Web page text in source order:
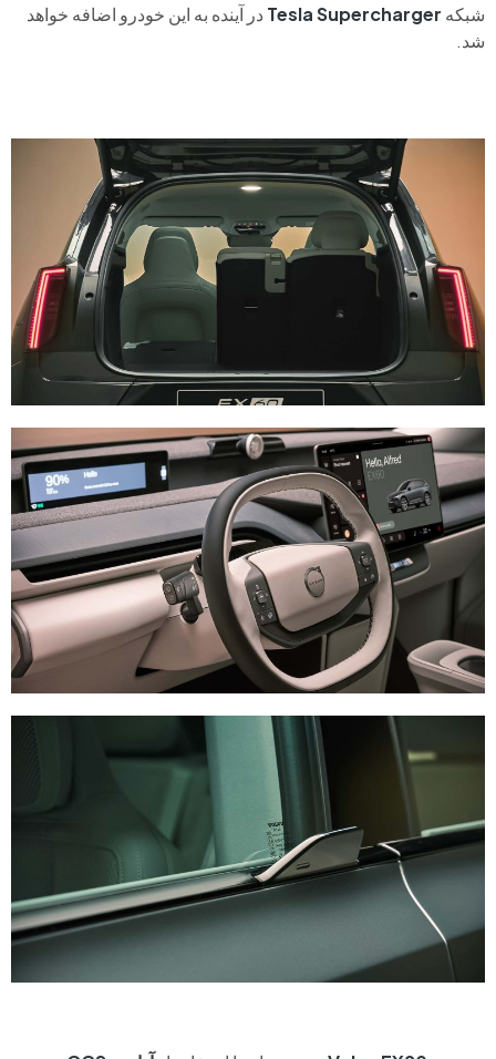
شبکه Tesla Supercharger در آینده به این خودرو اضافه خواهد
شد.